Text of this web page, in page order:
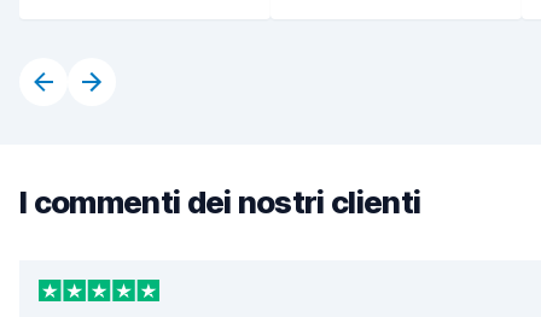
I commenti dei nostri clienti